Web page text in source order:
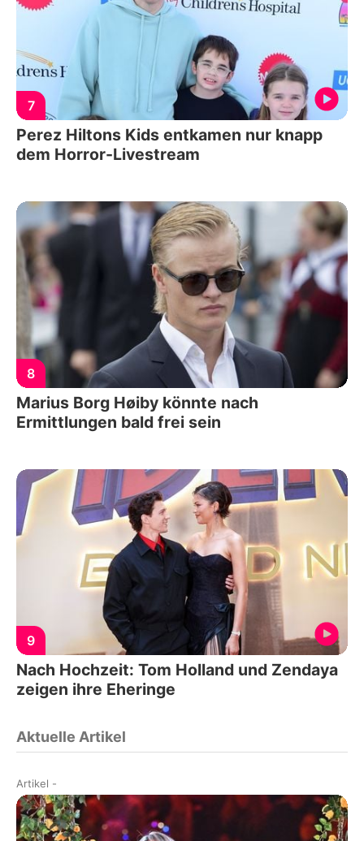
7
Perez Hiltons Kids entkamen nur knapp
dem Horror-Livestream
8
Marius Borg Høiby könnte nach
Ermittlungen bald frei sein
9
Nach Hochzeit: Tom Holland und Zendaya
zeigen ihre Eheringe
Aktuelle Artikel
Artikel -